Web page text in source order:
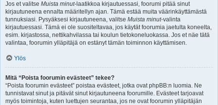
Jos et valitse Muista minut-laatikkoa kirjautuessasi, foorumi pitää sinut
kirjautuneena ennalta määritellyn ajan. Tämä estää muita väärinkäyttämästä
tunnuksiasi. Pysyäksesi kirjautuneena, valitse Muista minut-valinta
kirjautuessasi. Tämä ei ole suositeltavaa, jos käytät foorumia jaetulta koneelta,
esim. kirjastossa, nettikahvilassa tai koulun tietokoneluokassa. Jos et näe tätä
valintaa, foorumin ylläpitäjä on estänyt tämän toiminnon käyttämisen.
Ylös
Mitä “Poista foorumin evästeet” tekee?
“Poista foorumin evästeet” poistaa evästeet, jotka ovat phpBB:n luomia. Ne
tunnistavat sinut ja pitävät sinut kirjautuneena foorumille. Evästeet tarjoavat
myös toimintoja, kuten luettujen seurantaa, jos ne ovat foorumin ylläpitäjän